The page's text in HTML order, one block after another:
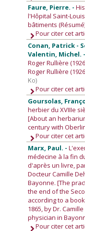
Faure, Pierre. -
l'Hôpital Saint-
bâtiments
Pour citer cet
Conan, Patrick -
Valentin, Michel.
Roger Rullière
Roger Rullière
Ko)
Pour citer cet
Goursolas,
herbier du XVIIIe
[About an
century with
Pour citer cet
Marx, Paul. -
médecine à la fin
d'après un livre,
Docteur Camille
Bayonne. [The
the end of the
according to a
1865, by Dr.
physician in
Pour citer cet